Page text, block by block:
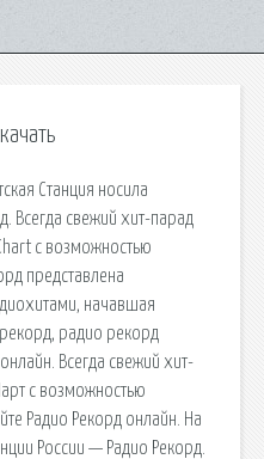
Станция носила
Всегда свежий хит-парад
с возможностью
представлена
начавшая
радио рекорд
Всегда свежий хит-
с возможностью
Радио Рекорд онлайн. На
России — Радио Рекорд.